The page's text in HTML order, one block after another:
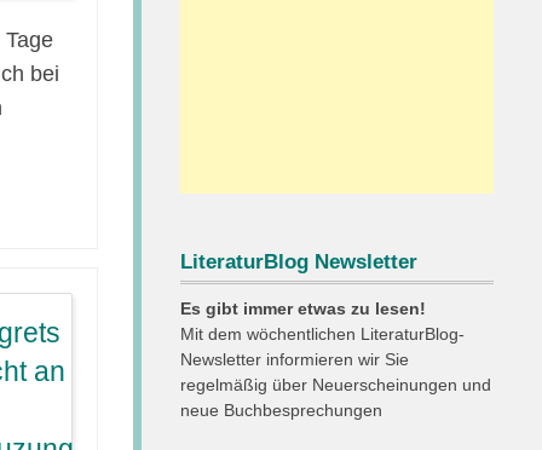
bei
LiteraturBlog Newsletter
Es gibt immer etwas zu lesen!
Mit dem wöchentlichen LiteraturBlog-
Newsletter informieren wir Sie
regelmäßig über Neuerscheinungen und
neue Buchbesprechungen